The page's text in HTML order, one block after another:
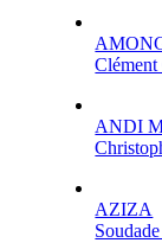
Clément
ANDI
AZIZA